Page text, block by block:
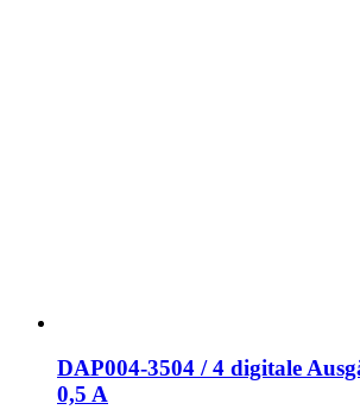
DAP004-3504 / 4 digitale
0,5 A